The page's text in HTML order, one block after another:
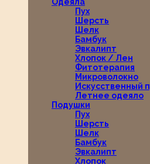
Пух
Шерсть
Шелк
Бамбук
Эвкалипт
Хлопок / Лен
Фитотерапия
Микроволокно
Искусственный
Летнее одеяло
Подушки
Пух
Шерсть
Шелк
Бамбук
Эвкалипт
Хлопок